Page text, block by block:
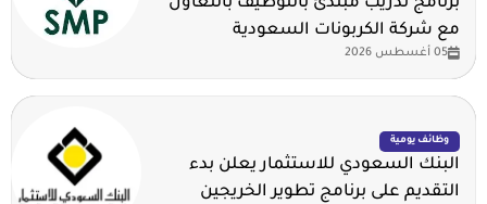
برنامج تدريب مبتدئ بالتوظيف بالتعاون
مع شركة الكربونات السعودية
05 أغسطس 2026
وظائف يومية
البنك السعودي للاستثمار يعلن بدء
التقديم على برنامج تطوير الخريجين